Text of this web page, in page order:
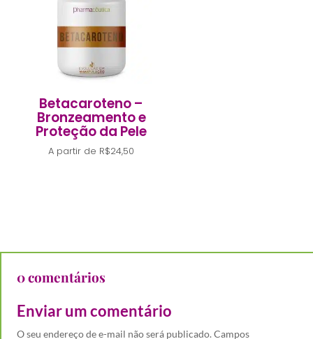
Betacaroteno –
Bronzeamento e
Proteção da Pele
A partir de R$24,50
0 comentários
Enviar um comentário
O seu endereço de e-mail não será publicado. Campos